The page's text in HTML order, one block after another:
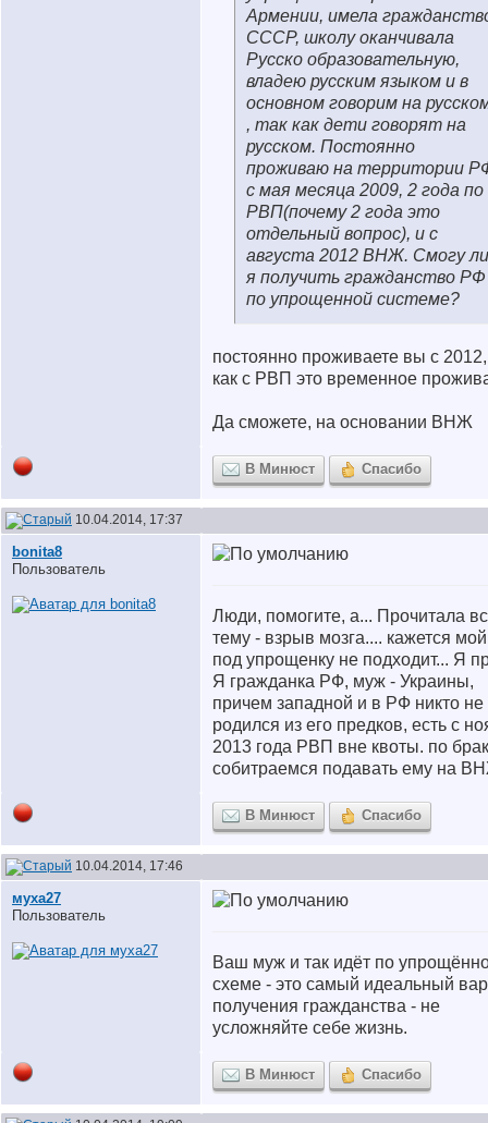
Армении, имела
СССР, школу оканчивала
Русско образовательную,
владею русским языком и в
основном говорим на
, так как дети говорят на
русском. Постоянно
проживаю на территории
с мая месяца 2009, 2 года по
РВП(почему 2 года это
отдельный вопрос), и с
августа 2012 ВНЖ. Смогу ли
я получить гражданство РФ
по упрощенной системе?
постоянно проживаете вы с 2012,
как с РВП это временное
Да сможете, на основании ВНЖ
В Минюст Спасибо
10.04.2014, 17:37
bonita8
Пользователь
Люди, помогите, а... Прочитала
тему - взрыв мозга.... кажется
под упрощенку не подходит... Я
Я гражданка РФ, муж - Украины,
причем западной и в РФ никто не
родился из его предков, есть с
2013 года РВП вне квоты. по
собитраемся подавать ему на
В Минюст Спасибо
10.04.2014, 17:46
муха27
Пользователь
Ваш муж и так идёт по
схеме - это самый идеальный
получения гражданства - не
усложняйте себе жизнь.
В Минюст Спасибо